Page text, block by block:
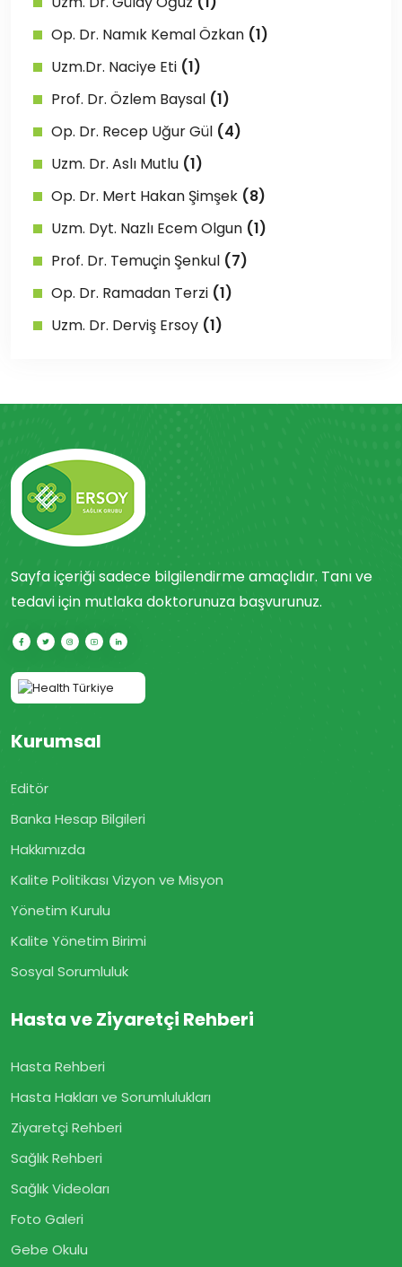
Op. Dr. Namık Kemal Özkan (1)
Uzm.Dr. Naciye Eti (1)
Prof. Dr. Özlem Baysal (1)
Op. Dr. Recep Uğur Gül (4)
Uzm. Dr. Aslı Mutlu (1)
Op. Dr. Mert Hakan Şimşek (8)
Uzm. Dyt. Nazlı Ecem Olgun (1)
Prof. Dr. Temuçin Şenkul (7)
Op. Dr. Ramadan Terzi (1)
Uzm. Dr. Derviş Ersoy (1)
Sayfa içeriği sadece bilgilendirme amaçlıdır. Tanı ve
tedavi için mutlaka doktorunuza başvurunuz.
Kurumsal
Editör
Banka Hesap Bilgileri
Hakkımızda
Kalite Politikası Vizyon ve Misyon
Yönetim Kurulu
Kalite Yönetim Birimi
Sosyal Sorumluluk
Hasta ve Ziyaretçi Rehberi
Hasta Rehberi
Hasta Hakları ve Sorumlulukları
Ziyaretçi Rehberi
Sağlık Rehberi
Sağlık Videoları
Foto Galeri
Gebe Okulu